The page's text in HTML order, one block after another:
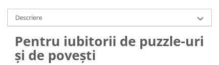
Descriere
Pentru iubitorii de puzzle-uri
și de povești